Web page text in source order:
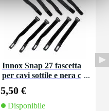
Innox Snap 27 fascetta
per cavi sottile e nera c
(10 pezzi)
5,50 €
Disponibile